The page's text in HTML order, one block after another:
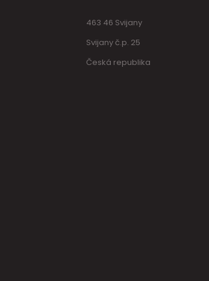
463 46 Svijany
Svijany č.p. 25
Česká republika